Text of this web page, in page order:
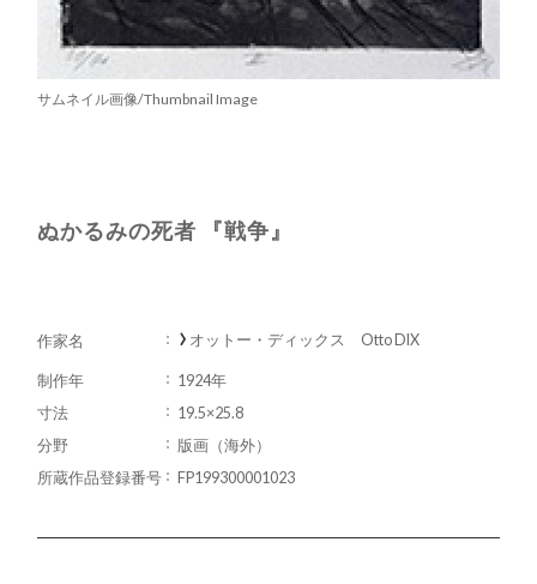
サムネイル画像/Thumbnail Image
ぬかるみの死者 『戦争』
作家名 オットー・ディックス Otto DIX
制作年
1924年
寸法
19.5×25.8
分野
版画（海外）
所蔵作品登録番号
FP199300001023